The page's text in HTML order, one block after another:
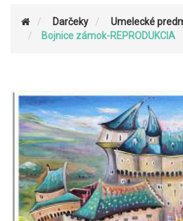
Darčeky
Umelecké
Bojnice zámok-REPRODUKCIA